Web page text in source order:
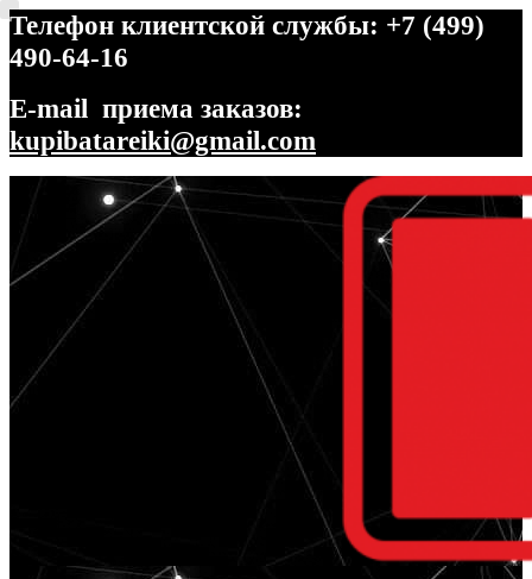
Телефон клиентской службы: +7 (499)
490-64-16
E-mail приема заказов:
kupibatareiki@gmail.com
Перейти
навигации
Перейти
содержимому